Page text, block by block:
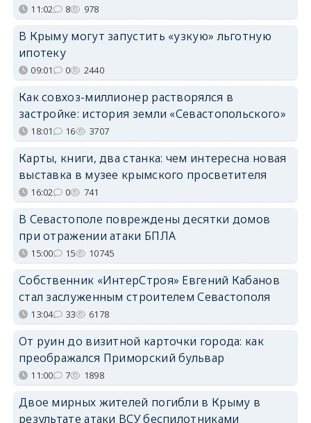
11:02 8 978
В Крыму могут запустить «узкую» льготную
ипотеку
09:01 0 2440
Как совхоз-миллионер растворялся в
застройке: история земли «Севастопольского»
18:01 16 3707
Карты, книги, два станка: чем интересна новая
выставка в музее крымского просветителя
16:02 0 741
В Севастополе повреждены десятки домов
при отражении атаки БПЛА
15:00 15 10745
Собственник «ИнтерСтроя» Евгений Кабанов
стал заслуженным строителем Севастополя
13:04 33 6178
От руин до визитной карточки города: как
преображался Приморский бульвар
11:00 7 1898
Двое мирных жителей погибли в Крыму в
результате атаки ВСУ беспилотниками